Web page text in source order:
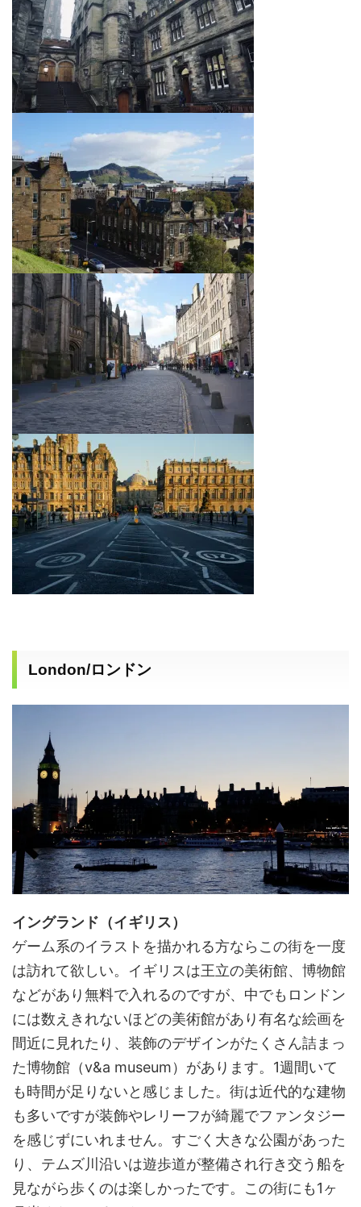
London/ロンドン
イングランド（イギリス）
ゲーム系のイラストを描かれる方ならこの街を一度
は訪れて欲しい。イギリスは王立の美術館、博物館
などがあり無料で入れるのですが、中でもロンドン
には数えきれないほどの美術館があり有名な絵画を
間近に見れたり、装飾のデザインがたくさん詰まっ
た博物館（v&a museum）があります。 1週間いて
も時間が足りないと感じました。街は近代的な建物
も多いですが装飾やレリーフが綺麗でファンタジー
を感じずにいれません。すごく大きな公園があった
り、テムズ川沿いは遊歩道が整備され行き交う船を
見ながら歩くのは楽しかったです。この街にも1ヶ